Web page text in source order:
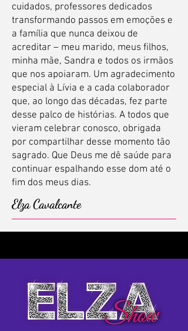
cuidados, professores dedicados
transformando passos em emoções e
a família que nunca deixou de
acreditar – meu marido, meus filhos,
minha mãe, Sandra e todos os irmãos
que nos apoiaram. Um agradecimento
especial à Lívia e a cada colaborador
que, ao longo das décadas, fez parte
desse palco de histórias. A todos que
vieram celebrar conosco, obrigada
por compartilhar desse momento tão
sagrado. Que Deus me dê saúde para
continuar espalhando esse dom até o
fim dos meus dias.
Elza Cavalcante